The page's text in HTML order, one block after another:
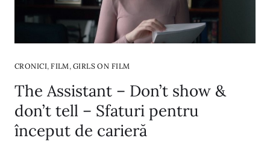
CRONICI,FILM , GIRLS ON FILM
The Assistant – Don’t show &
don’t tell – Sfaturi pentru
început de carieră